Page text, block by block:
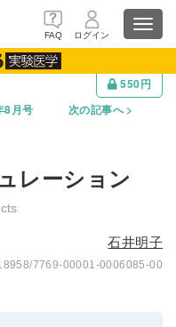
FAQ ログイン
550円
8月号 次の記事へ
レーション
石井明子
7769-00001-0006085-00